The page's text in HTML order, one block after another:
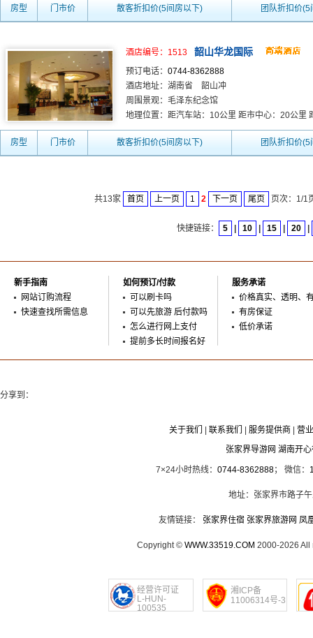
房型 门市价 散客折扣价(5间房以下) 团队折扣价(5
酒店编号：1513 韶山华龙国际
预订电话： 0744-8362888
酒店地址：湖南省 韶山冲
周围景观：毛泽东纪念馆
地理位置：距汽车站：10公里 距市中心：20公里
房型 门市价 散客折扣价(5间房以下) 团队折扣价(5
共13家 首页 上一页 1 2 下一页 尾页 页次：1/1
快捷链接： 5 | 10 | 15 | 20 |
新手指南
网站订购流程
快速查找所需信息
如何预订/付款
可以刷卡吗
可以先旅游 后付款吗
怎么进行网上支付
提前多长时间报名好
服务承诺
价格真实、透明、
有房保证
低价承诺
分享到：
关于我们 联系我们 服务提供商
营
张家界导游网 湖南开
7×24小时热线： 0744-8362888； 微信：
地址：张家界市路子
友情链接： 张家界住宿 张家界旅游网 凤
Copyright © WWW.33519.COM 2000-2026 All
经营许可证
L-HUN-
100535
湘ICP备
11006314号-3